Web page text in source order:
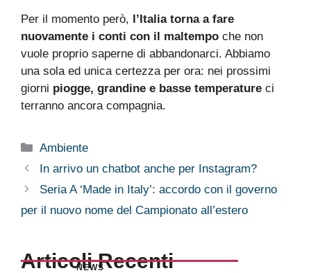
Per il momento però, l’Italia torna a fare
nuovamente i conti con il maltempo che non
vuole proprio saperne di abbandonarci. Abbiamo
una sola ed unica certezza per ora: nei prossimi
giorni piogge, grandine e basse temperature ci
terranno ancora compagnia.
Categorie
Ambiente
In arrivo un chatbot anche per Instagram?
Seria A ‘Made in Italy’: accordo con il governo
per il nuovo nome del Campionato all’estero
Articoli Recenti
NEWS